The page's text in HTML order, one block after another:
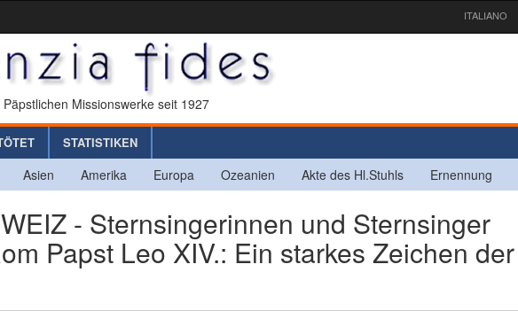
ITALIANO
Missionswerke seit 1927
STATISTIKEN
Asien Amerika Europa Ozeanien Akte des Hl.Stuhls Ernennung
- Sternsingerinnen und Sternsinger
Papst Leo XIV.: Ein starkes Zeichen der